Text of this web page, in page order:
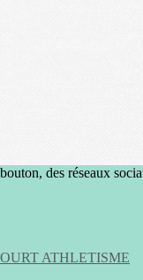
des réseaux